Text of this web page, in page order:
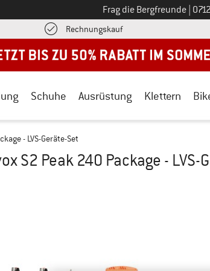
Frag die Bergfreunde Ruf
RechnungskaufFinde die Zahlungs-
Schuhe Ausrüstung Klettern
- LVS-Geräte-Set
S2 Peak 240 Package - LVS-